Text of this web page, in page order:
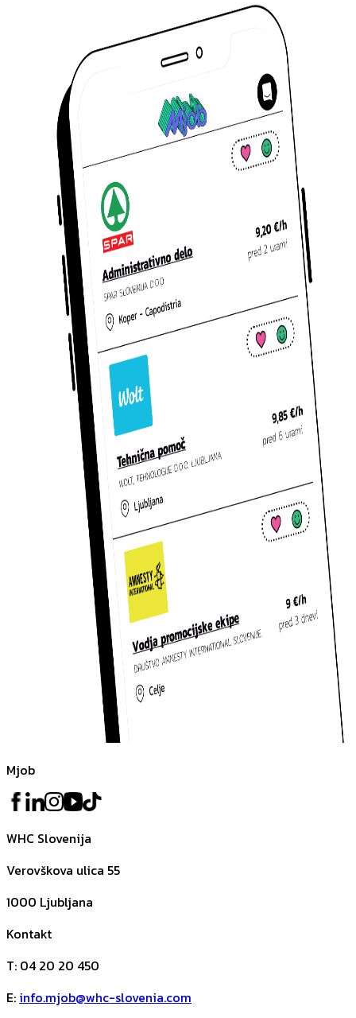
Mjob
WHC Slovenija
Verovškova ulica 55
1000 Ljubljana
Kontakt
T: 04 20 20 450
E: info.mjob@whc-slovenia.com